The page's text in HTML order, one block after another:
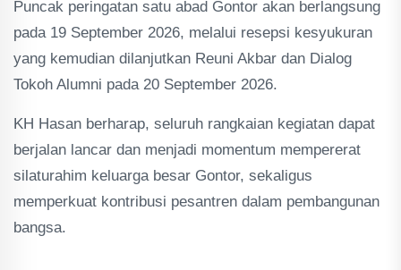
Puncak peringatan satu abad Gontor akan berlangsung
pada 19 September 2026, melalui resepsi kesyukuran
yang kemudian dilanjutkan Reuni Akbar dan Dialog
Tokoh Alumni pada 20 September 2026.
KH Hasan berharap, seluruh rangkaian kegiatan dapat
berjalan lancar dan menjadi momentum mempererat
silaturahim keluarga besar Gontor, sekaligus
memperkuat kontribusi pesantren dalam pembangunan
bangsa.